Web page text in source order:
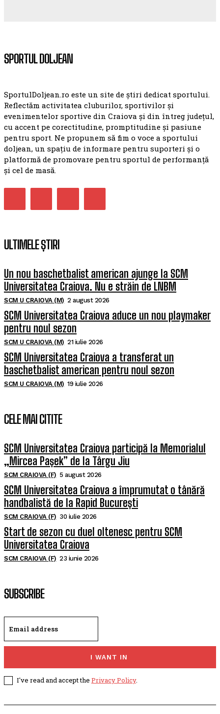
SPORTUL DOLJEAN
SportulDoljean.ro este un site de știri dedicat sportului.
Reflectăm activitatea cluburilor, sportivilor și
evenimentelor sportive din Craiova și din întreg județul,
cu accent pe corectitudine, promptitudine și pasiune
pentru sport. Ne propunem să fim o voce a sportului
doljean, un spațiu de informare pentru suporteri și o
platformă de promovare pentru sportul de performanță
și cel de masă.
ULTIMELE ȘTIRI
Un nou baschetbalist american ajunge la SCM
Universitatea Craiova. Nu e străin de LNBM
SCM U CRAIOVA (M) 2 august 2026
SCM Universitatea Craiova aduce un nou playmaker
pentru noul sezon
SCM U CRAIOVA (M) 21 iulie 2026
SCM Universitatea Craiova a transferat un
baschetbalist american pentru noul sezon
SCM U CRAIOVA (M) 19 iulie 2026
CELE MAI CITITE
SCM Universitatea Craiova participă la Memorialul
„Mircea Pașek” de la Târgu Jiu
SCM CRAIOVA (F) 5 august 2026
SCM Universitatea Craiova a împrumutat o tânără
handbalistă de la Rapid București
SCM CRAIOVA (F) 30 iulie 2026
Start de sezon cu duel oltenesc pentru SCM
Universitatea Craiova
SCM CRAIOVA (F) 23 iunie 2026
SUBSCRIBE
I WANT IN
I've read and accept the Privacy Policy.